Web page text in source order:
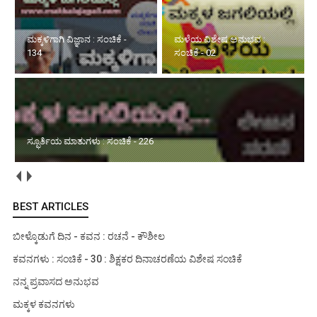
ಮಳೆಯ ವಿಶೇಷ ಅನುಭವ :
ಸಂಚಿಕೆ - 02
ಸ್ಫೂರ್ತಿಯ ಮಾತುಗಳು : ಸಂಚಿಕೆ -
226
ಮಳೆಯ ವಿಶೇಷ ಅನುಭವ : ಸಂಚಿಕೆ - 01
BEST ARTICLES
ಬೀಳ್ಕೊಡುಗೆ ದಿನ - ಕವನ : ರಚನೆ - ಕೌಶೀಲ
ಕವನಗಳು : ಸಂಚಿಕೆ - 30 : ಶಿಕ್ಷಕರ ದಿನಾಚರಣೆಯ ವಿಶೇಷ ಸಂಚಿಕೆ
ನನ್ನ ಪ್ರವಾಸದ ಅನುಭವ
ಮಕ್ಕಳ ಕವನಗಳು